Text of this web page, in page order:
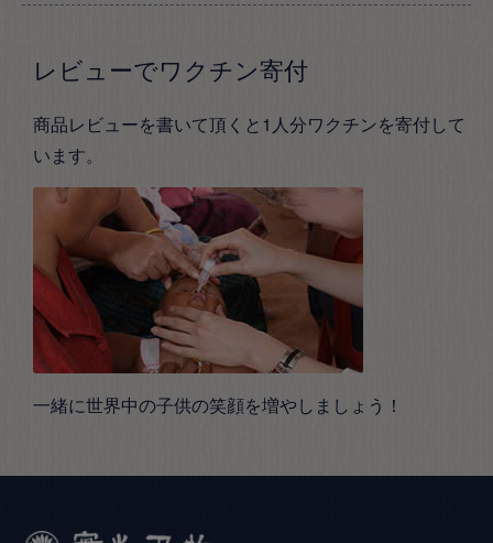
レビューでワクチン寄付
商品レビューを書いて頂くと1人分ワクチンを寄付して
います。
一緒に世界中の子供の笑顔を増やしましょう！